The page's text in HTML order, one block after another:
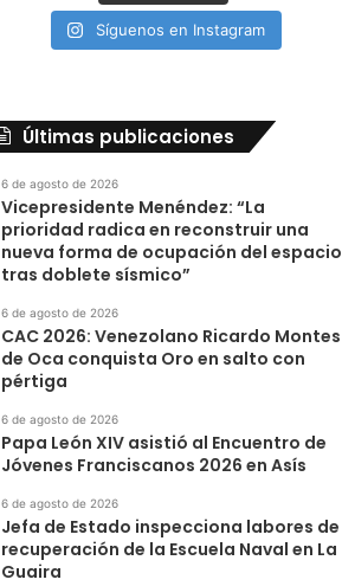
Síguenos en Instagram
Últimas publicaciones
6 de agosto de 2026
Vicepresidente Menéndez: “La
prioridad radica en reconstruir una
nueva forma de ocupación del espacio
tras doblete sísmico”
6 de agosto de 2026
CAC 2026: Venezolano Ricardo Montes
de Oca conquista Oro en salto con
pértiga
6 de agosto de 2026
Papa León XIV asistió al Encuentro de
Jóvenes Franciscanos 2026 en Asís
6 de agosto de 2026
Jefa de Estado inspecciona labores de
recuperación de la Escuela Naval en La
Guaira